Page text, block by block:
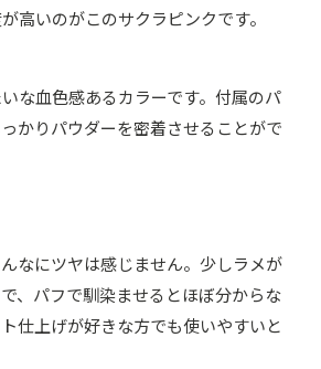
高いのがこのサクラピンクです。
な血色感あるカラーです。付属のパ
かりパウダーを密着させることがで
なにツヤは感じません。少しラメが
、パフで馴染ませるとほぼ分からな
仕上げが好きな方でも使いやすいと